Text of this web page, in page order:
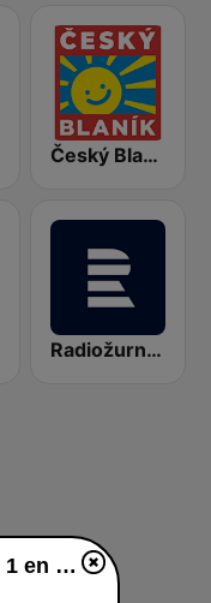
Český Blaník
Radiožurnál Sport
Czech radio - Radio 1 en vivo